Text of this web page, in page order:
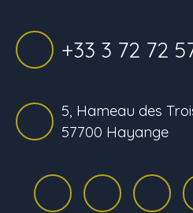
+33 3 72 72
5, Hameau des
57700 Hayange